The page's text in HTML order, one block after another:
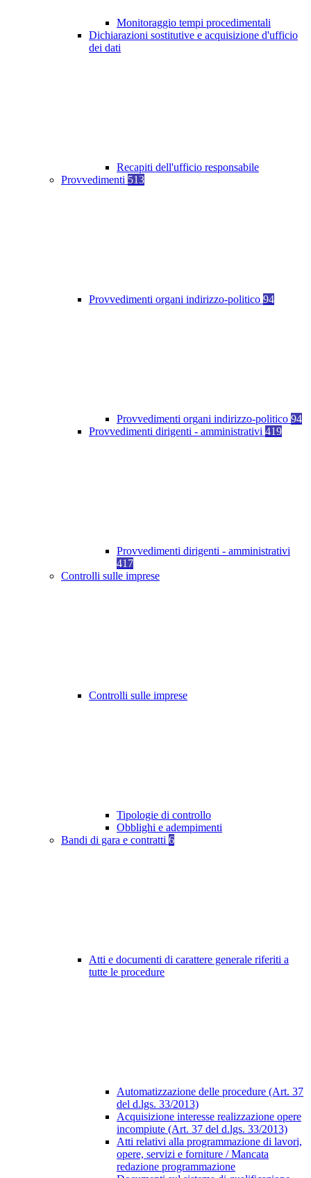
Monitoraggio tempi procedimentali
Dichiarazioni sostitutive e acquisizione d'ufficio
dei dati
Recapiti dell'ufficio responsabile
Provvedimenti 513
Provvedimenti organi indirizzo-politico 94
Provvedimenti organi indirizzo-politico 94
Provvedimenti dirigenti - amministrativi 419
Provvedimenti dirigenti - amministrativi
417
Controlli sulle imprese
Controlli sulle imprese
Tipologie di controllo
Obblighi e adempimenti
Bandi di gara e contratti 6
Atti e documenti di carattere generale riferiti a
tutte le procedure
Automatizzazione delle procedure (Art. 37
del d.lgs. 33/2013)
Acquisizione interesse realizzazione opere
incompiute (Art. 37 del d.lgs. 33/2013)
Atti relativi alla programmazione di lavori,
opere, servizi e forniture / Mancata
redazione programmazione